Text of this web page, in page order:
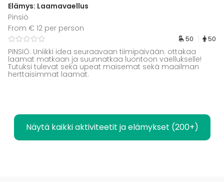
Elämys: Laamavaellus
Pinsiö
From € 12 per person
50 50
PINSIÖ. Uniikki idea seuraavaan tiimipäivään: ottakaa
laamat matkaan ja suunnatkaa luontoon vaellukselle!
Tutuksi tulevat sekä upeat maisemat sekä maailman
herttaisimmat laamat.
Näytä kaikki aktiviteetit ja elämykset (200+)